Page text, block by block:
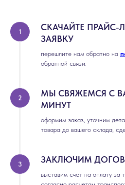
СКАЧАЙТЕ ПРАЙС-
ЗАЯВКУ
перешлите нам обратно на
обратной связи.
МЫ СВЯЖЕМСЯ С
МИНУТ
оформим заказ, уточним
товара до вашего склада,
ЗАКЛЮЧИМ
выставим счет на оплату за